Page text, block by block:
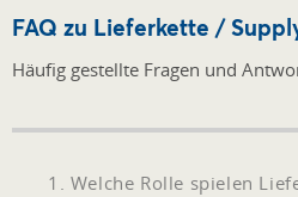
FAQ zu Lieferkette /
Häufig gestellte Fragen und
1. Welche Rolle spielen